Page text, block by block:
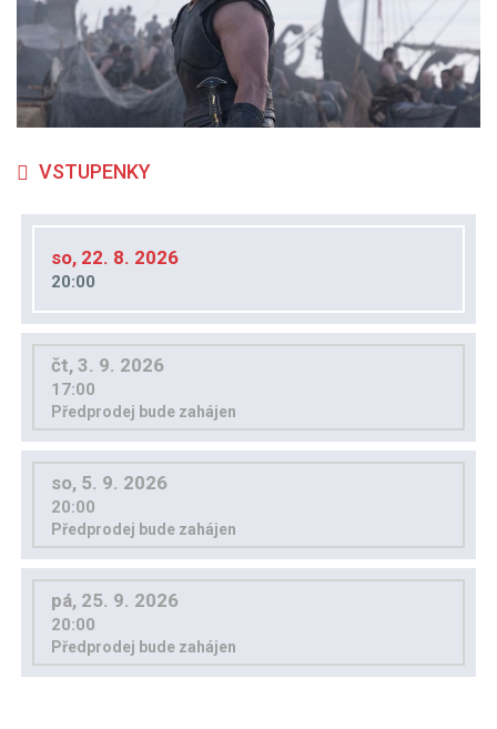
VSTUPENKY
so, 22. 8. 2026
20:00
čt, 3. 9. 2026
17:00
Předprodej bude zahájen
so, 5. 9. 2026
20:00
Předprodej bude zahájen
pá, 25. 9. 2026
20:00
Předprodej bude zahájen